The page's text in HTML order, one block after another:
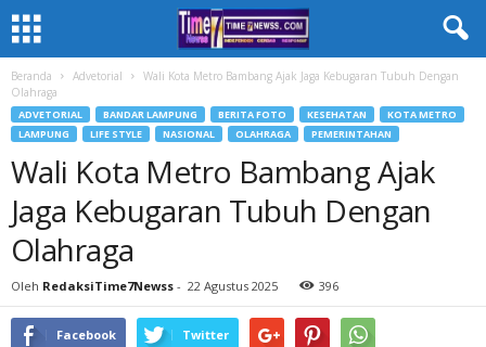
Beranda Advetorial
Wali Kota Metro Bambang Ajak Jaga Kebugaran Tubuh Dengan
Olahraga
ADVETORIAL BANDAR LAMPUNG BERITA FOTO KESEHATAN
KOTA METRO
LAMPUNG
LIFE STYLE NASIONAL OLAHRAGA PEMERINTAHAN
Wali Kota Metro Bambang Ajak
Jaga Kebugaran Tubuh Dengan
Olahraga
Oleh RedaksiTime7Newss - 22 Agustus 2025 396
Facebook Twitter